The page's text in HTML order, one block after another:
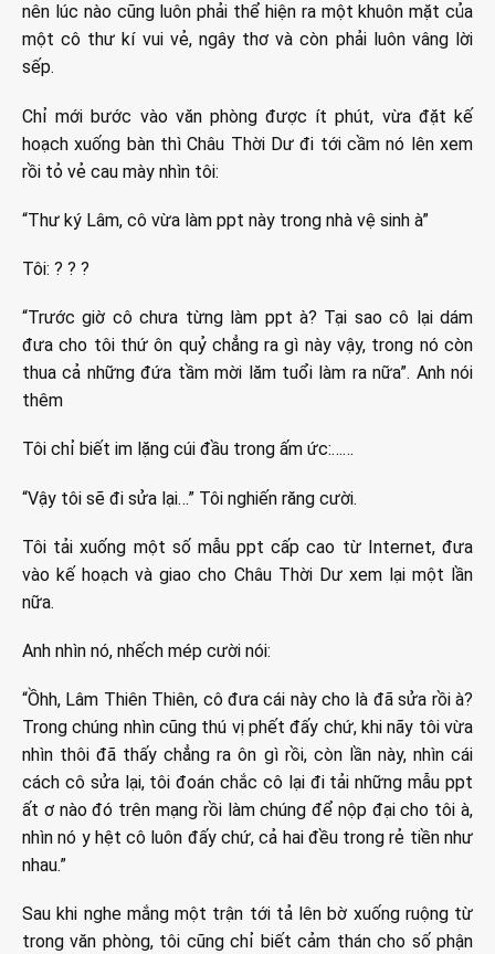
nên lúc nào cũng luôn phải thể hiện ra một khuôn mặt của
một cô thư kí vui vẻ, ngây thơ và còn phải luôn vâng lời
sếp.
Chỉ mới bước vào văn phòng được ít phút, vừa đặt kế
hoạch xuống bàn thì Châu Thời Dư đi tới cầm nó lên xem
rồi tỏ vẻ cau mày nhìn tôi:
“Thư ký Lâm, cô vừa làm ppt này trong nhà vệ sinh à”
Tôi: ? ? ?
“Trước giờ cô chưa từng làm ppt à? Tại sao cô lại dám
đưa cho tôi thứ ôn quỷ chẳng ra gì này vậy, trong nó còn
thua cả những đứa tầm mời lăm tuổi làm ra nữa”. Anh nói
thêm
Tôi chỉ biết im lặng cúi đầu trong ấm ức:……
“Vậy tôi sẽ đi sửa lại…” Tôi nghiến răng cười.
Tôi tải xuống một số mẫu ppt cấp cao từ Internet, đưa
vào kế hoạch và giao cho Châu Thời Dư xem lại một lần
nữa.
Anh nhìn nó, nhếch mép cười nói:
“Ồhh, Lâm Thiên Thiên, cô đưa cái này cho là đã sửa rồi à?
Trong chúng nhìn cũng thú vị phết đấy chứ, khi nãy tôi vừa
nhìn thôi đã thấy chẳng ra ôn gì rồi, còn lần này, nhìn cái
cách cô sửa lại, tôi đoán chắc cô lại đi tải những mẫu ppt
ất ơ nào đó trên mạng rồi làm chúng để nộp đại cho tôi à,
nhìn nó y hệt cô luôn đấy chứ, cả hai đều trong rẻ tiền như
nhau.”
Sau khi nghe mắng một trận tới tả lên bờ xuống ruộng từ
trong văn phòng, tôi cũng chỉ biết cảm thán cho số phận